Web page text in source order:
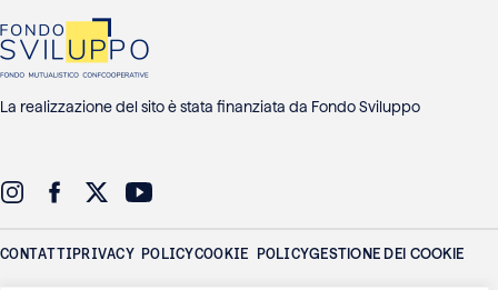
La realizzazione del sito è stata finanziata da Fondo Sviluppo
CONTATTI PRIVACY POLICYCOOKIE POLICYGESTIONE DEI COOKIE